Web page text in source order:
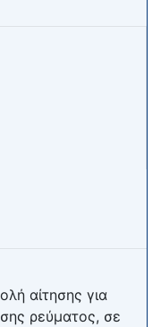
αίτησης για
ρεύματος, σε